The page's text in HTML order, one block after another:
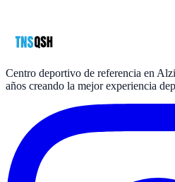
Centro deportivo de referencia en
años creando la mejor experiencia